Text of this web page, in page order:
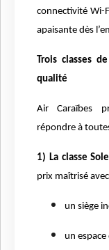
connectivité Wi-
apaisante dès
Trois classes
qualité
Air Caraïbes
répondre à
1) La classe
prix maîtrisé
un siège
un espace